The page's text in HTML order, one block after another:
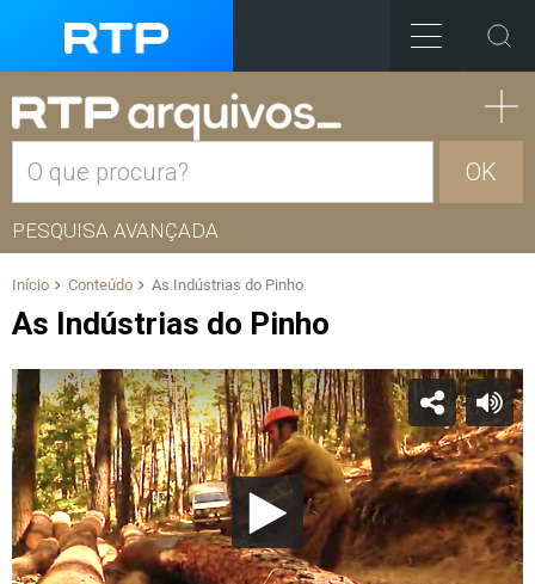
OK
PESQUISA AVANÇADA
Início Conteúdo As Indústrias do Pinho
As Indústrias do Pinho